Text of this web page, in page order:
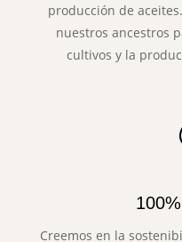
producción de
nuestros ancestros
cultivos y la
Creemos en la